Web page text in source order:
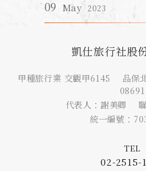
凱仕旅行社股
甲種旅行業 交觀甲6145 品
08691
代表人：謝美卿
統一編號：
TEL
02-2515-